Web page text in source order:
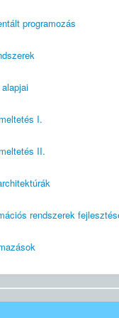
programozás
I.
II.
rendszerek